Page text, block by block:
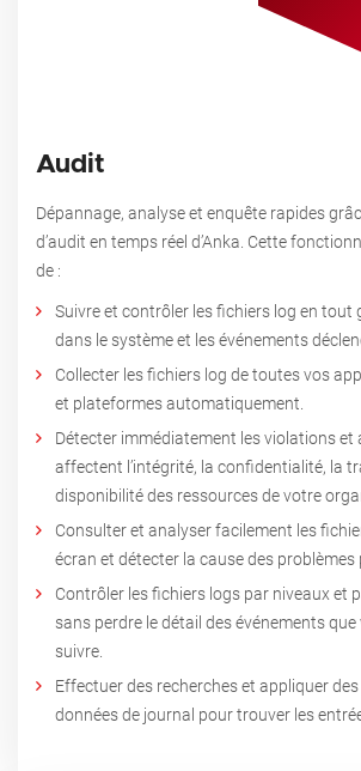
Audit
Dépannage, analyse et enquête rapides
d’audit en temps réel d’Anka. Cette
de :
Suivre et contrôler les fichiers log en tout
dans le système et les événements
Collecter les fichiers log de toutes vos
et plateformes automatiquement.
Détecter immédiatement les violations et
affectent l’intégrité, la confidentialité, la
disponibilité des ressources de votre
Consulter et analyser facilement les
écran et détecter la cause des problèmes
Contrôler les fichiers logs par niveaux et
sans perdre le détail des événements
suivre.
Effectuer des recherches et appliquer
données de journal pour trouver les